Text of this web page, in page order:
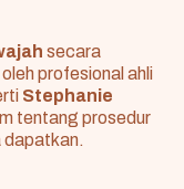
secara
profesional ahli
Stephanie
tentang prosedur
dapatkan.